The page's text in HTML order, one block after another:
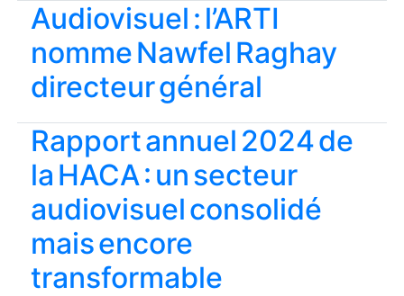
Audiovisuel : l’ARTI
nomme Nawfel Raghay
directeur général
Rapport annuel 2024 de
la HACA : un secteur
audiovisuel consolidé
mais encore
transformable